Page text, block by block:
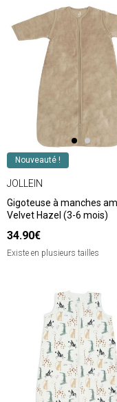
Nouveauté !
JOLLEIN
Gigoteuse à manches
Velvet Hazel (3-6 mois)
34.90€
Existe en plusieurs tailles